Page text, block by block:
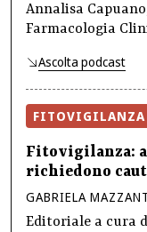
Annalisa
Farmacologia
Ascolta podcast
FITOVIGILANZA
Fitovigilanza:
richiedono
GABRIELA
Editoriale a cura